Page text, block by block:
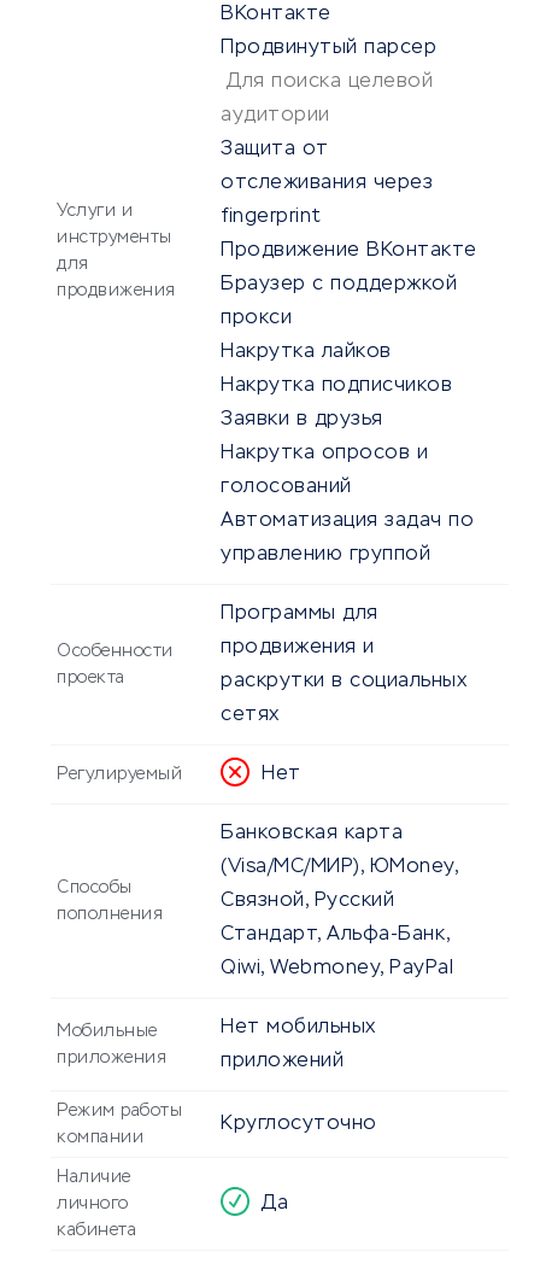
Услуги и
инструменты
для
продвижения
ВКонтакте
Продвинутый парсер
Для поиска целевой
аудитории
Защита от
отслеживания через
fingerprint
Продвижение ВКонтакте
Браузер с поддержкой
прокси
Накрутка лайков
Накрутка подписчиков
Заявки в друзья
Накрутка опросов и
голосований
Автоматизация задач по
управлению группой
Особенности
проекта
Программы для
продвижения и
раскрутки в социальных
сетях
Регулируемый Нет
Способы
пополнения
Банковская карта
(Visa/MC/МИР), ЮMoney,
Связной, Русский
Стандарт, Альфа-Банк,
Qiwi, Webmoney, PayPal
Мобильные
приложения
Нет мобильных
приложений
Режим работы
компании
Круглосуточно
Наличие
личного
кабинета
Да